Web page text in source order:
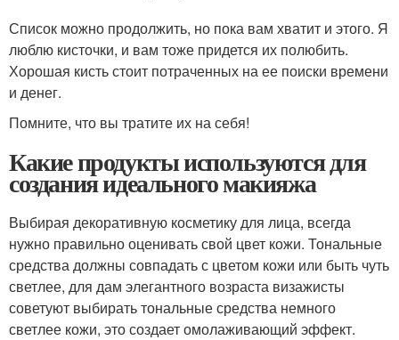
Список можно продолжить, но пока вам хватит и этого. Я
люблю кисточки, и вам тоже придется их полюбить.
Хорошая кисть стоит потраченных на ее поиски времени
и денег.
Помните, что вы тратите их на себя!
Какие продукты используются для
создания идеального макияжа
Выбирая декоративную косметику для лица, всегда
нужно правильно оценивать свой цвет кожи. Тональные
средства должны совпадать с цветом кожи или быть чуть
светлее, для дам элегантного возраста визажисты
советуют выбирать тональные средства немного
светлее кожи, это создает омолаживающий эффект.